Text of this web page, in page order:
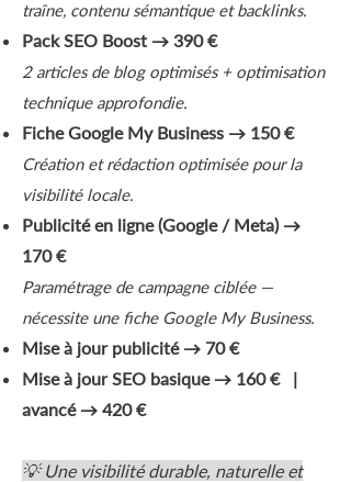
traîne, contenu sémantique et backlinks.
Pack SEO Boost → 390 €
2 articles de blog optimisés + optimisation
technique approfondie.
Fiche Google My Business → 150 €
Création et rédaction optimisée pour la
visibilité locale.
Publicité en ligne (Google / Meta) →
170 €
Paramétrage de campagne ciblée —
nécessite une fiche Google My Business.
Mise à jour publicité → 70 €
Mise à jour SEO basique → 160 € |
avancé → 420 €
💡 Une visibilité durable, naturelle et